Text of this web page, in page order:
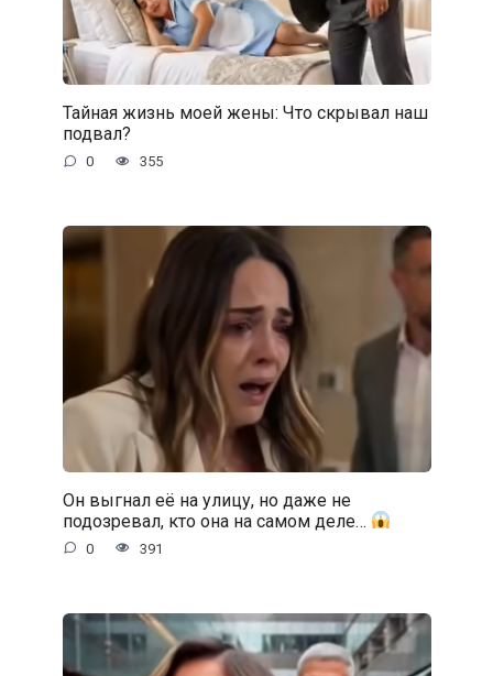
Тайная жизнь моей жены: Что скрывал наш
подвал?
0 355
Он выгнал её на улицу, но даже не
подозревал, кто она на самом деле…
0 391